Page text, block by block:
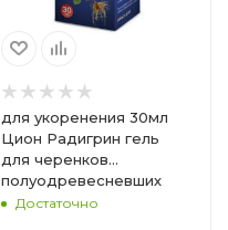
для укоренения 30мл
Цион Радигрин гель
для черенков
полуодревесневших
растений 2/12 ЦР
Достаточно